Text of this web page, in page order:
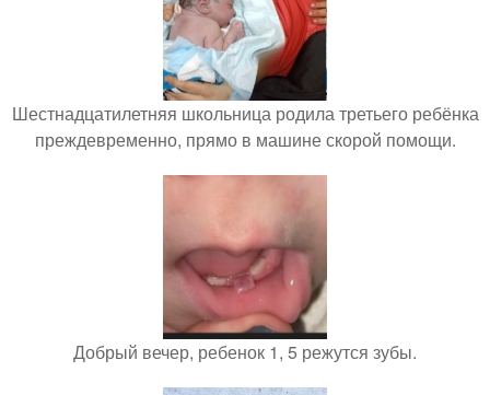
Шестнадцатилетняя школьница родила третьего ребёнка
преждевременно, прямо в машине скорой помощи.
Добрый вечер, ребенок 1, 5 режутся зубы.